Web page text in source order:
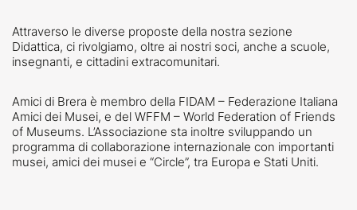
Attraverso le diverse proposte della nostra sezione
Didattica, ci rivolgiamo, oltre ai nostri soci, anche a scuole,
insegnanti, e cittadini extracomunitari.
Amici di Brera è membro della FIDAM – Federazione Italiana
Amici dei Musei, e del WFFM – World Federation of Friends
of Museums. L’Associazione sta inoltre sviluppando un
programma di collaborazione internazionale con importanti
musei, amici dei musei e “Circle”, tra Europa e Stati Uniti.